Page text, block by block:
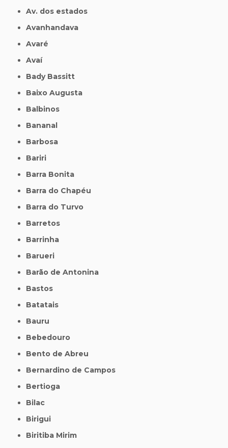
Av. dos estados
Avanhandava
Avaré
Avaí
Bady Bassitt
Baixo Augusta
Balbinos
Bananal
Barbosa
Bariri
Barra Bonita
Barra do Chapéu
Barra do Turvo
Barretos
Barrinha
Barueri
Barão de Antonina
Bastos
Batatais
Bauru
Bebedouro
Bento de Abreu
Bernardino de Campos
Bertioga
Bilac
Birigui
Biritiba Mirim